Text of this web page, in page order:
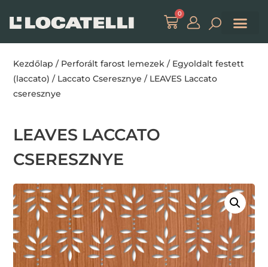
0
Kezdőlap / Perforált farost lemezek / Egyoldalt festett
(laccato) / Laccato Cseresznye / LEAVES Laccato
cseresznye
LEAVES LACCATO
CSERESZNYE